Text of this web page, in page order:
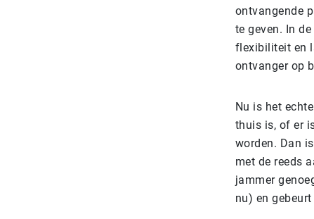
ontvangende
te geven. In
flexibiliteit en
ontvanger op
Nu is het
thuis is, of er
worden. Dan
met de reeds
jammer
nu) en